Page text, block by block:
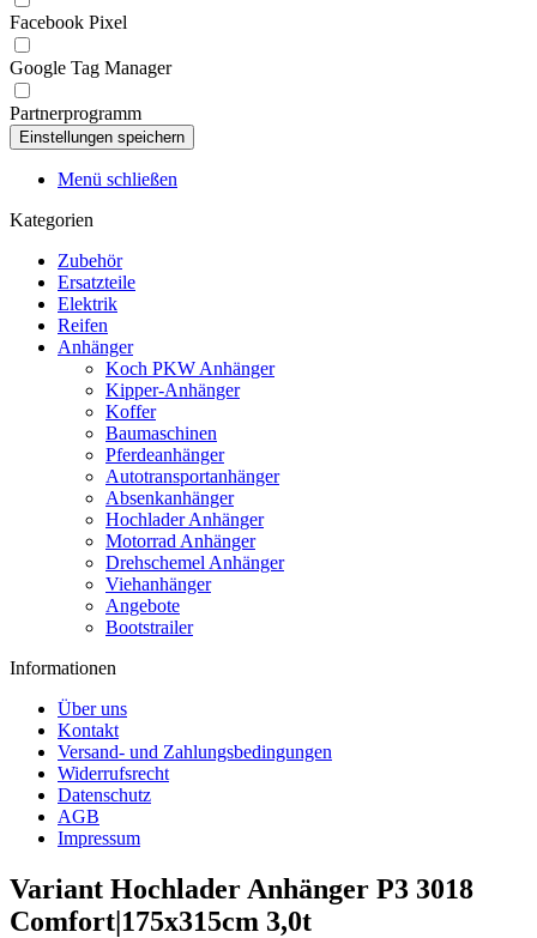
Facebook Pixel
Google Tag Manager
Partnerprogramm
Menü schließen
Kategorien
Zubehör
Ersatzteile
Elektrik
Reifen
Anhänger
Koch PKW Anhänger
Kipper-Anhänger
Koffer
Baumaschinen
Pferdeanhänger
Autotransportanhänger
Absenkanhänger
Hochlader Anhänger
Motorrad Anhänger
Drehschemel Anhänger
Viehanhänger
Angebote
Bootstrailer
Informationen
Über uns
Kontakt
Versand- und Zahlungsbedingungen
Widerrufsrecht
Datenschutz
AGB
Impressum
Variant Hochlader Anhänger P3 3018
Comfort|175x315cm 3,0t